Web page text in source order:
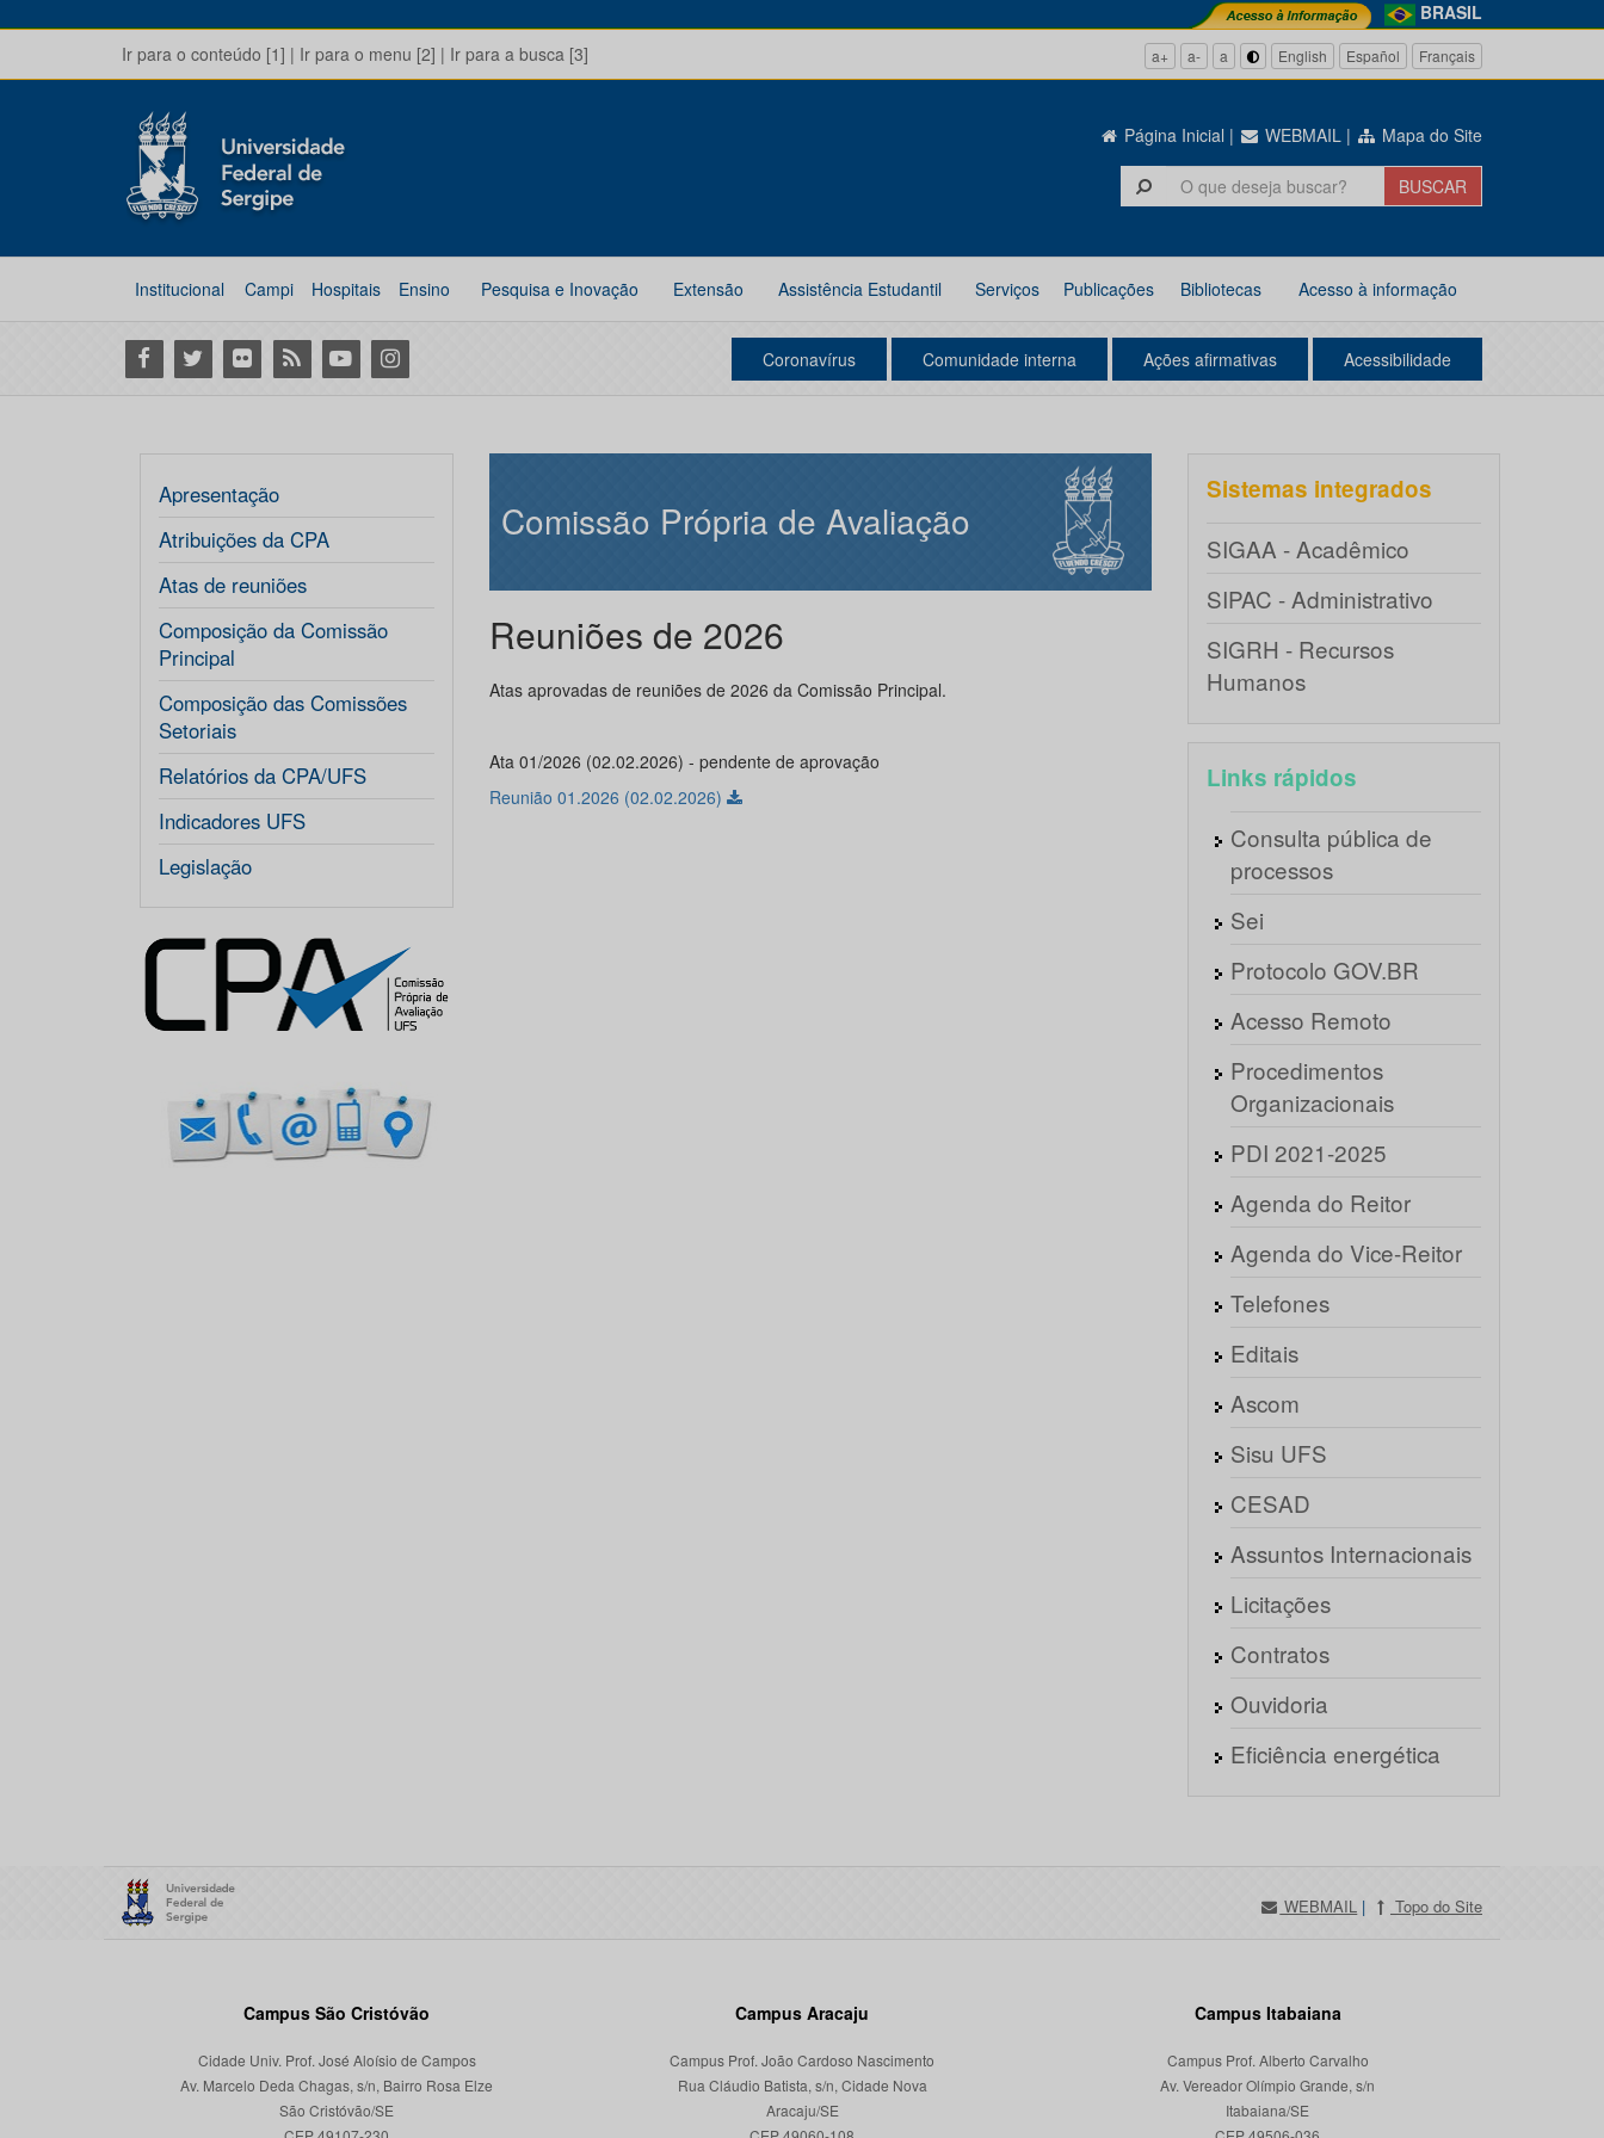
BRASIL
Ir para o conteúdo [1] | Ir para o menu [2] | Ir para a busca [3] a+ a- a English Español Français
Página Inicial | WEBMAIL | Mapa do Site
Institucional Campi Hospitais Ensino Pesquisa e Inovação Extensão Assistência Estudantil Serviços Publicações Bibliotecas Acesso à informação
Facebook
Twitter Flickr RSS YoutubeInstagram Coronavírus Comunidade interna Ações afirmativas Acessibilidade
Apresentação
Atribuições da CPA
Atas de reuniões
Composição da Comissão
Principal
Composição das Comissões
Setoriais
Relatórios da CPA/UFS
Indicadores UFS
Legislação
Comissão Própria de Avaliação
Reuniões de 2026
Atas aprovadas de reuniões de 2026 da Comissão Principal.
Ata 01/2026 (02.02.2026) - pendente de aprovação
Reunião 01.2026 (02.02.2026)
Sistemas integrados
SIGAA - Acadêmico
SIPAC - Administrativo
SIGRH - Recursos
Humanos
Links rápidos
Consulta pública de
processos
Sei
Protocolo GOV.BR
Acesso Remoto
Procedimentos
Organizacionais
PDI 2021-2025
Agenda do Reitor
Agenda do Vice-Reitor
Telefones
Editais
Ascom
Sisu UFS
CESAD
Assuntos Internacionais
Licitações
Contratos
Ouvidoria
Eficiência energética
WEBMAIL | Topo do Site
Campus São Cristóvão
Cidade Univ. Prof. José Aloísio de Campos
Av. Marcelo Deda Chagas, s/n, Bairro Rosa Elze
São Cristóvão/SE
Campus Aracaju
Campus Prof. João Cardoso Nascimento
Rua Cláudio Batista, s/n, Cidade Nova
Aracaju/SE
Campus Itabaiana
Campus Prof. Alberto Carvalho
Av. Vereador Olímpio Grande, s/n
Itabaiana/SE